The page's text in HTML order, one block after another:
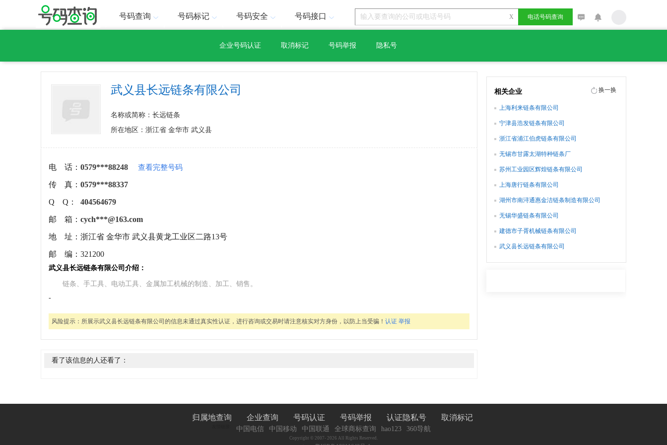
号码查询 号码标记 号码安全 号码接口 X 电话号码查询
企业号码认证 取消标记 号码举报 隐私号
武义县长远链条有限公司
名称或简称：长远链条
所在地区：浙江省 金华市 武义县
电 话： 0579***88248 查看完整号码
传 真： 0579***88337
Q Q： 404564679
邮 箱： cych***@163.com
地 址： 浙江省 金华市 武义县黄龙工业区二路13号
邮 编： 321200
武义县长远链条有限公司介绍：
链条、手工具、电动工具、金属加工机械的制造、加工、销售。
-
风险提示： 所展示武义县长远链条有限公司的信息未通过真实性认证，进行咨询或交易时请注意核实对方身份，以防上当受骗！ 认证 举报
看了该信息的人还看了：
相关企业 换一换
上海利来链条有限公司
宁津县浩发链条有限公司
浙江省浦江伯虎链条有限公司
无锡市甘露太湖特种链条厂
苏州工业园区辉煌链条有限公司
上海唐行链条有限公司
湖州市南浔通惠金洁链条制造有限公司
无锡华盛链条有限公司
建德市子胥机械链条有限公司
武义县长远链条有限公司
归属地查询 企业查询 号码认证 号码举报 认证隐私号 取消标记
中国电信 中国移动 中国联通 全球商标查询 hao123 360导航
Copyright © 2007- 2026 All Rights Reserved.